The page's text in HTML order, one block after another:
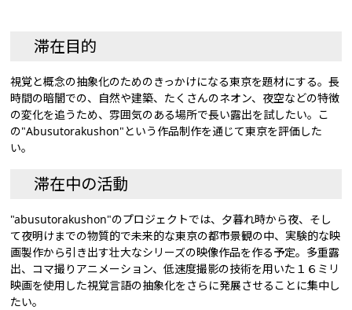
滞在目的
視覚と概念の抽象化のためのきっかけになる東京を題材にする。長
時間の暗闇での、自然や建築、たくさんのネオン、夜空などの特徴
の変化を追うため、雰囲気のある場所で長い露出を試したい。こ
の"Abusutorakushon"という作品制作を通じて東京を評価した
い。
滞在中の活動
"abusutorakushon"のプロジェクトでは、夕暮れ時から夜、そし
て夜明けまでの物質的で未来的な東京の都市景観の中、実験的な映
画製作から引き出す壮大なシリーズの映像作品を作る予定。多重露
出、コマ撮りアニメーション、低速度撮影の技術を用いた１６ミリ
映画を使用した視覚言語の抽象化をさらに発展させることに集中し
たい。